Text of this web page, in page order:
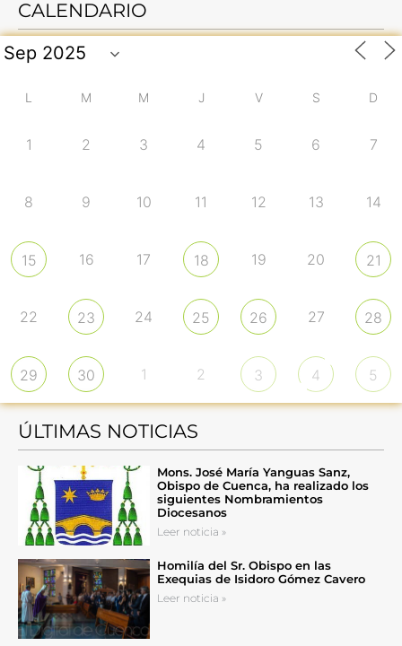
CALENDARIO
L M M J V S D
1 2 3 4 5 6 7
8 9 10 11 12 13 14
15 16 17 18 19 20 21
22 23 24 25 26 27 28
29 30 1 2 3 4 5
ÚLTIMAS NOTICIAS
Mons. José María Yanguas Sanz,
Obispo de Cuenca, ha realizado los
siguientes Nombramientos
Diocesanos
Leer noticia »
Homilía del Sr. Obispo en las
Exequias de Isidoro Gómez Cavero
Leer noticia »